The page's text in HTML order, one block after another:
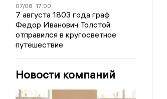
07/08 17:00
7 августа 1803 года граф
Федор Иванович Толстой
отправился в кругосветное
путешествие
Новости компаний